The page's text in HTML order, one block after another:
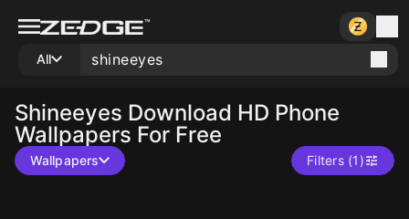
All
Shineeyes Download HD Phone
Wallpapers For Free
Wallpapers Filters (1)